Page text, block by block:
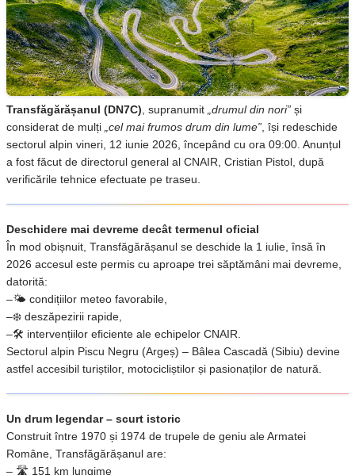
Transfăgărășanul (DN7C) , supranumit „drumul din nori” și
considerat de mulți „cel mai frumos drum din lume” , își redeschide
sectorul alpin vineri, 12 iunie 2026, începând cu ora 09:00. Anunțul
a fost făcut de directorul general al CNAIR, Cristian Pistol, după
verificările tehnice efectuate pe traseu.
Deschidere mai devreme decât termenul oficial
În mod obișnuit, Transfăgărășanul se deschide la 1 iulie, însă în
2026 accesul este permis cu aproape trei săptămâni mai devreme,
datorită:
–🌤️ condițiilor meteo favorabile,
–❄️ deszăpezirii rapide,
–🛠️ intervențiilor eficiente ale echipelor CNAIR.
Sectorul alpin Piscu Negru (Argeș) – Bâlea Cascadă (Sibiu) devine
astfel accesibil turiștilor, motocicliștilor și pasionaților de natură.
Un drum legendar – scurt istoric
Construit între 1970 și 1974 de trupele de geniu ale Armatei
Române, Transfăgărășanul are:
– 🛣️ 151 km lungime